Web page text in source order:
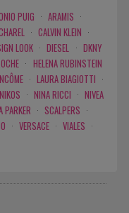
PUIG · ARAMIS ·
· CALVIN KLEIN ·
LOOK · DIESEL · DKNY
· HELENA RUBINSTEIN
· LAURA BIAGIOTTI ·
NIKOS · NINA RICCI · NIVEA
PARKER · SCALPERS ·
· VERSACE · VIALES ·